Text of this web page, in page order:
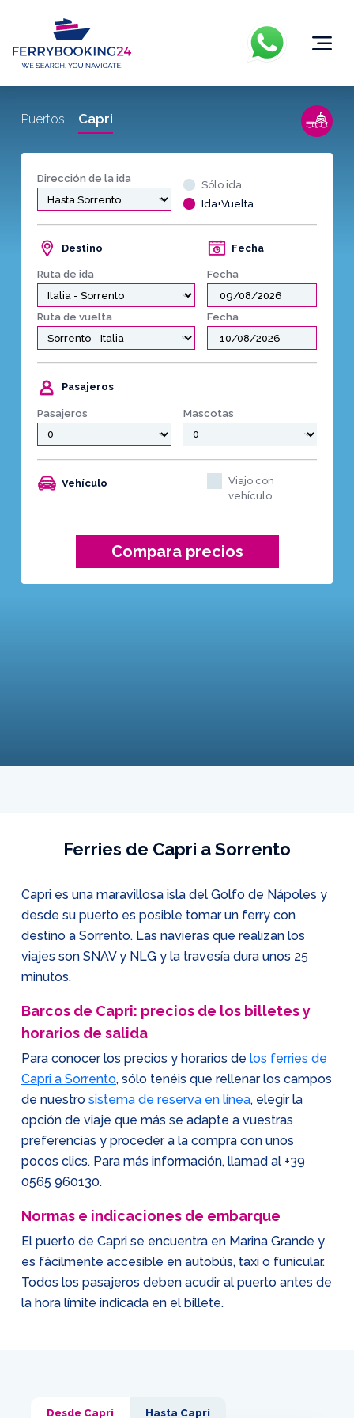
Dirección de la ida
Sólo ida
Ida+Vuelta
Destino
Ruta de ida
Fecha
Fecha
Ruta de vuelta Fecha
Pasajeros
Pasajeros Mascotas
Vehículo
Viajo con
vehículo
Compara precios
Puertos: Capri
Ferries de Capri a Sorrento
Capri es una maravillosa isla del Golfo de Nápoles y
desde su puerto es posible tomar un ferry con
destino a Sorrento. Las navieras que realizan los
viajes son SNAV y NLG y la travesía dura unos 25
minutos.
Barcos de Capri: precios de los billetes y
horarios de salida
Para conocer los precios y horarios de los ferries de
Capri a Sorrento, sólo tenéis que rellenar los campos
de nuestro sistema de reserva en línea, elegir la
opción de viaje que más se adapte a vuestras
preferencias y proceder a la compra con unos
pocos clics. Para más información, llamad al +39
0565 960130.
Normas e indicaciones de embarque
El puerto de Capri se encuentra en Marina Grande y
es fácilmente accesible en autobús, taxi o funicular.
Todos los pasajeros deben acudir al puerto antes de
la hora límite indicada en el billete.
Desde Capri Hasta Capri